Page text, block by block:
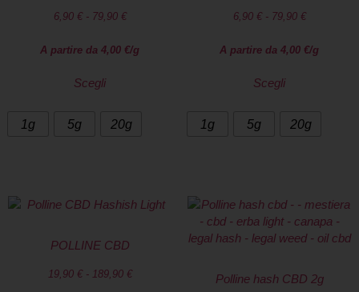
6,90 € - 79,90 €
A partire da 4,00 €/g
Scegli
1g 5g 20g
6,90 € - 79,90 €
A partire da 4,00 €/g
Scegli
1g 5g 20g
POLLINE CBD
19,90 € - 189,90 € Polline hash CBD 2g